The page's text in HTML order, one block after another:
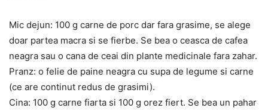
Mic dejun: 100 g carne de porc dar fara grasime, se alege
doar partea macra si se fierbe. Se bea o ceasca de cafea
neagra sau o cana de ceai din plante medicinale fara zahar.
Pranz: o felie de paine neagra cu supa de legume si carne
(ce are continut redus de grasimi).
Cina: 100 g carne fiarta si 100 g orez fiert. Se bea un pahar